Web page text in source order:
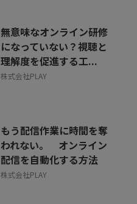
無意味なオンライン研修
になっていない？視聴と
理解度を促進する工...
株式会社PLAY
もう配信作業に時間を奪
われない。 オンライン
配信を自動化する方法
株式会社PLAY